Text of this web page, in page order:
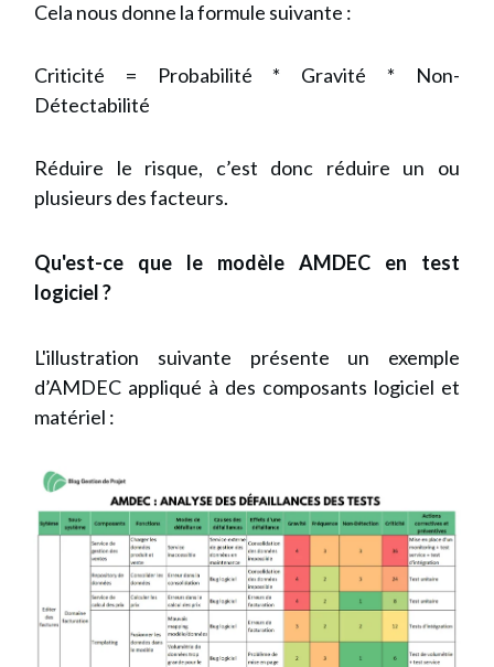
Cela nous donne la formule suivante :
Criticité = Probabilité * Gravité * Non-
Détectabilité
Réduire le risque, c’est donc réduire un ou
plusieurs des facteurs.
Qu'est-ce que le modèle AMDEC en test
logiciel ?
L'illustration suivante présente un exemple
d’AMDEC appliqué à des composants logiciel et
matériel :